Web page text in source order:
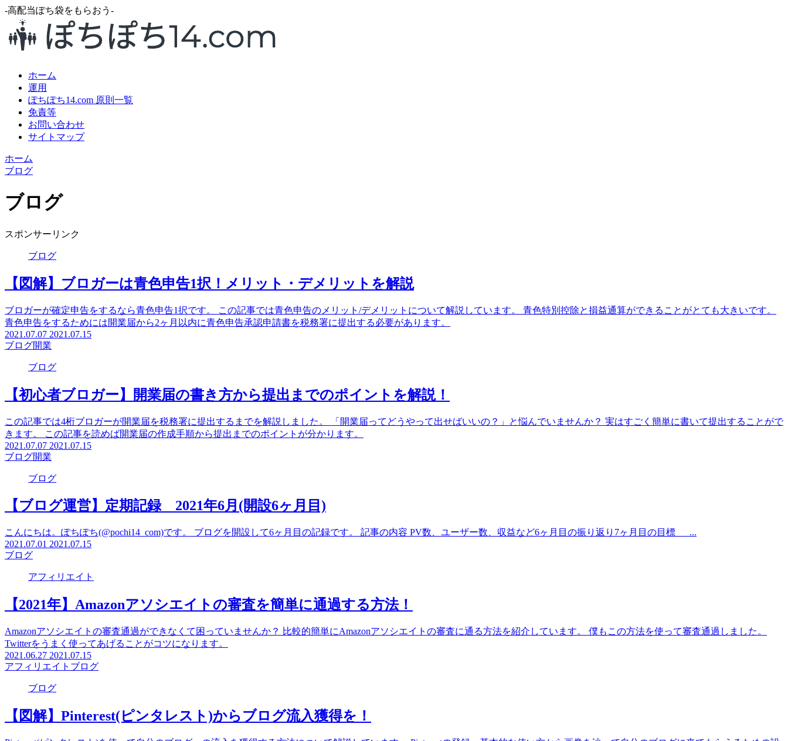
-高配当ぽち袋をもらおう-
ホーム
運用
ぽちぽち14.com 原則一覧
免責等
お問い合わせ
サイトマップ
ホーム
ブログ
ブログ
スポンサーリンク
ブログ
【図解】ブロガーは青色申告1択！メリット・デメリットを解説
ブロガーが確定申告をするなら青色申告1択です。 この記事では青色申告のメリット/デメリットについて解説しています。 青色特別控除と損益通算ができることがとても大きいです。
2021.07.07
2021.07.15
ブログ開業
ブログ
【初心者ブロガー】開業届の書き方から提出までのポイントを解説！
この記事では4桁ブロガーが開業届を税務署に提出するまでを解説しました。 「開業届ってどうやって出せばいいの？」と悩んでいませんか？ 実はすごく簡単に書いて提出することがで
2021.07.07
2021.07.15
ブログ開業
ブログ
【ブログ運営】定期記録 2021年6月(開設6ヶ月目)
2021.07.01
2021.07.15
ブログ